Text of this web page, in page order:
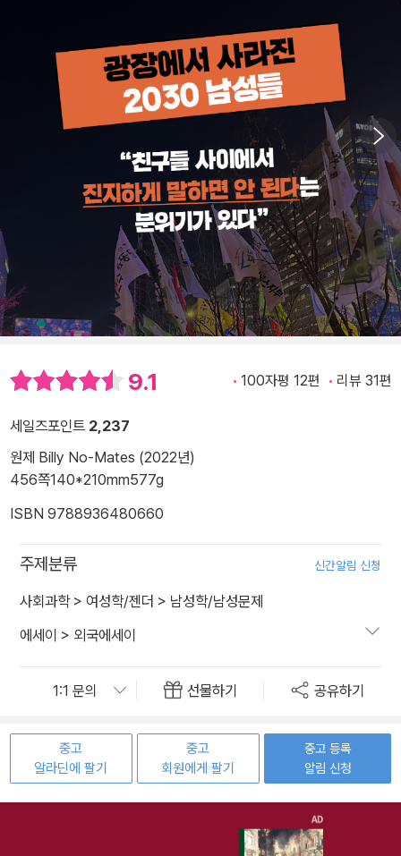
9.1 100자평 12편 리뷰 31편
세일즈포인트 2,237
원제 Billy No-Mates (2022년)
456쪽140*210mm577g
ISBN 9788936480660
주제분류 신간알림 신청
사회과학> 여성학/젠더 > 남성학/남성문제
에세이 > 외국에세이
선물하기 공유하기
중고
알라딘에 팔기
중고
회원에게 팔기
중고 등록
알림 신청